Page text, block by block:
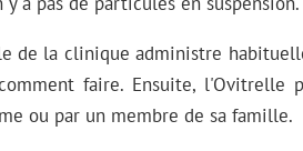
de la clinique administre
faire. Ensuite, l'Ovitrelle
ou par un membre de sa famille.